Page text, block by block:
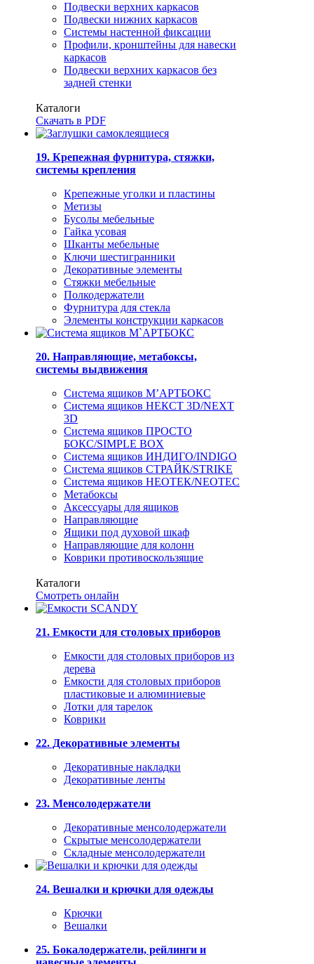
Подвески верхних каркасов
Подвески нижних каркасов
Системы настенной фиксации
Профили, кронштейны для навески
каркасов
Подвески верхних каркасов без
задней стенки
Каталоги
Скачать в PDF
19. Крепежная фурнитура, стяжки,
системы крепления
Крепежные уголки и пластины
Метизы
Бусолы мебельные
Гайка усовая
Шканты мебельные
Ключи шестигранники
Декоративные элементы
Стяжки мебельные
Полкодержатели
Фурнитура для стекла
Элементы конструкции каркасов
20. Направляющие, метабоксы,
системы выдвижения
Система ящиков М’АРТБОКС
Система ящиков НЕКСТ 3D/NEXT
3D
Система ящиков ПРОСТО
БОКС/SIMPLE BOX
Система ящиков ИНДИГО/INDIGO
Система ящиков СТРАЙК/STRIKE
Система ящиков НЕОТЕК/NEOTEC
Метабоксы
Аксессуары для ящиков
Направляющие
Ящики под духовой шкаф
Направляющие для колонн
Коврики противоскользящие
Каталоги
Смотреть онлайн
21. Емкости для столовых приборов
Емкости для столовых приборов из
дерева
Емкости для столовых приборов
пластиковые и алюминиевые
Лотки для тарелок
Коврики
22. Декоративные элементы
Декоративные накладки
Декоративные ленты
23. Менсолодержатели
Декоративные менсолодержатели
Скрытые менсолодержатели
Складные менсолодержатели
24. Вешалки и крючки для одежды
Крючки
Вешалки
25. Бокалодержатели, рейлинги и